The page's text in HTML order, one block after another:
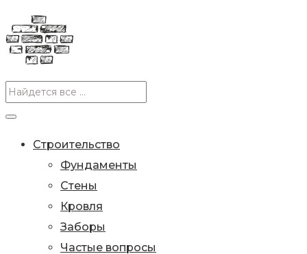
Строительство
Фундаменты
Стены
Кровля
Заборы
Частые вопросы